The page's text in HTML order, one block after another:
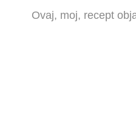
Ovaj, moj, recept